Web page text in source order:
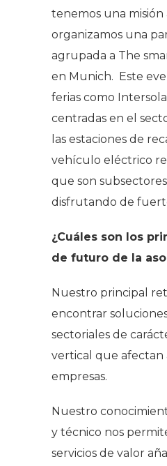
tenemos una misión
organizamos una
agrupada a The
en Munich. Este
ferias como
centradas en el
las estaciones de
vehículo eléctrico
que son
disfrutando de
¿Cuáles son los
de futuro de la
Nuestro principal
encontrar
sectoriales de
vertical que afectan
empresas.
Nuestro
y técnico nos
servicios de valor